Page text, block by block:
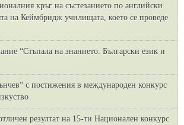
кръг на състезанието по английски
на Кеймбридж училищата, което се проведе
“Стъпала на знанието. Български език и
с постижения в международен конкурс
резултат на 15-ти Национален конкурс